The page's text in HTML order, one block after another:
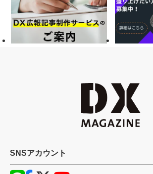
SNSアカウント